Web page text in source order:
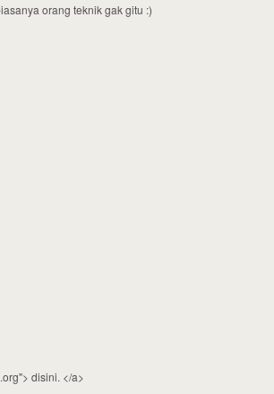
orang teknik gak gitu :)
disini. </a>